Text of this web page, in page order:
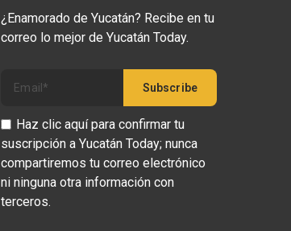
¿Enamorado de Yucatán? Recibe en tu
correo lo mejor de Yucatán Today.
Haz clic aquí para confirmar tu
suscripción a Yucatán Today; nunca
compartiremos tu correo electrónico
ni ninguna otra información con
terceros.